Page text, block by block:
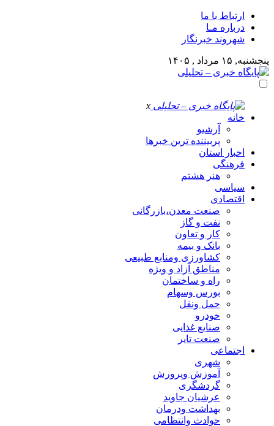
ارتباط با ما
درباره مـا
شهروند خبرنگار
پنجشنبه, ۱۵ مرداد , ۱۴۰۵
x
خانه
آرشیو
پربیننده ترین خبرها
اخبار استان
فرهنگی
هنر هشتم
سیاسی
اقتصادی
صنعت معدن،بازرگانی
نفت و گاز
کار و تعاون
بانک و بیمه
کشاورزی ومنابع طبیعی
مناطق آزاد و ویژه
راه و ساختمان
بورس وسهام
حمل ونقل
خودرو
صنایع غذایی
صنعت تایر
اجتماعی
شهری
آموزش وپرورش
گردشگری
عرشیان جاوید
بهداشت ودرمان
حوادث وانتظامی